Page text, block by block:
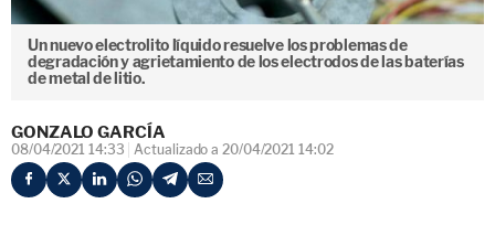
Un nuevo electrolito líquido resuelve los problemas de
degradación y agrietamiento de los electrodos de las baterías
de metal de litio.
GONZALO GARCÍA
08/04/2021 14:33 Actualizado a 20/04/2021 14:02